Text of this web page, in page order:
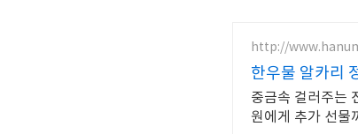
http://
한우물 알카리
중금속 걸러주는
원에게 추가 선물